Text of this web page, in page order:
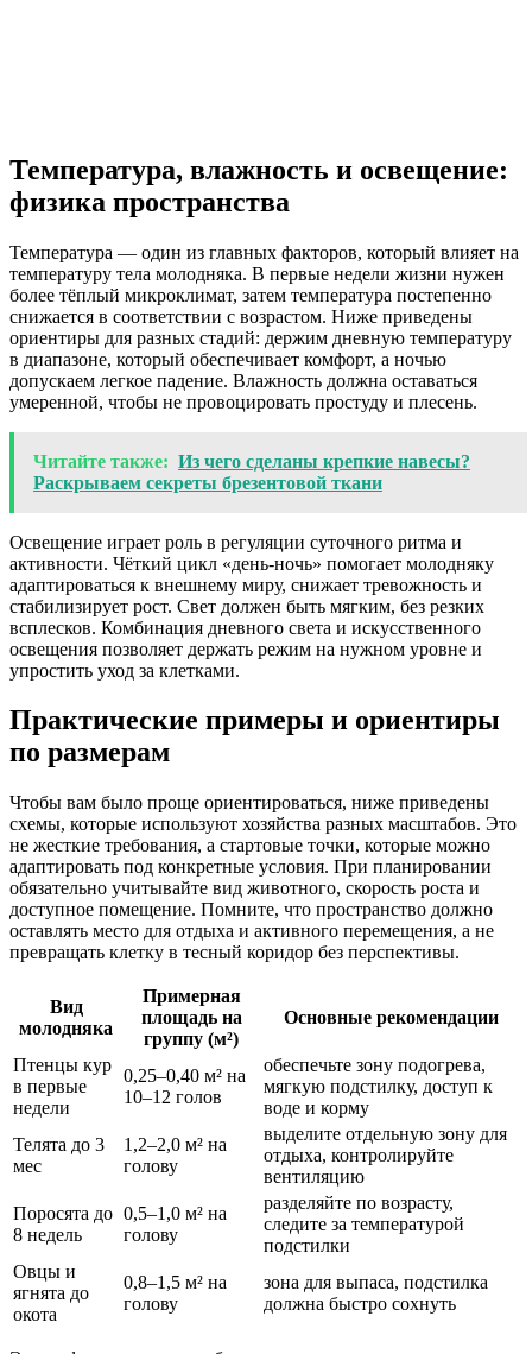
Температура, влажность и освещение:
физика пространства
Температура — один из главных факторов, который влияет на
температуру тела молодняка. В первые недели жизни нужен
более тёплый микроклимат, затем температура постепенно
снижается в соответствии с возрастом. Ниже приведены
ориентиры для разных стадий: держим дневную температуру
в диапазоне, который обеспечивает комфорт, а ночью
допускаем легкое падение. Влажность должна оставаться
умеренной, чтобы не провоцировать простуду и плесень.
Читайте также: Из чего сделаны крепкие навесы?
Раскрываем секреты брезентовой ткани
Освещение играет роль в регуляции суточного ритма и
активности. Чёткий цикл «день-ночь» помогает молодняку
адаптироваться к внешнему миру, снижает тревожность и
стабилизирует рост. Свет должен быть мягким, без резких
всплесков. Комбинация дневного света и искусственного
освещения позволяет держать режим на нужном уровне и
упростить уход за клетками.
Практические примеры и ориентиры
по размерам
Чтобы вам было проще ориентироваться, ниже приведены
схемы, которые используют хозяйства разных масштабов. Это
не жесткие требования, а стартовые точки, которые можно
адаптировать под конкретные условия. При планировании
обязательно учитывайте вид животного, скорость роста и
доступное помещение. Помните, что пространство должно
оставлять место для отдыха и активного перемещения, а не
превращать клетку в тесный коридор без перспективы.
Вид
молодняка
Примерная
площадь на
группу (м²)
Основные рекомендации
Птенцы кур
в первые
недели
0,25–0,40 м² на
10–12 голов
обеспечьте зону подогрева,
мягкую подстилку, доступ к
воде и корму
Телята до 3
мес
1,2–2,0 м² на
голову
выделите отдельную зону для
отдыха, контролируйте
вентиляцию
Поросята до
8 недель
0,5–1,0 м² на
голову
разделяйте по возрасту,
следите за температурой
подстилки
Овцы и
ягнята до
окота
0,8–1,5 м² на
голову
зона для выпаса, подстилка
должна быстро сохнуть